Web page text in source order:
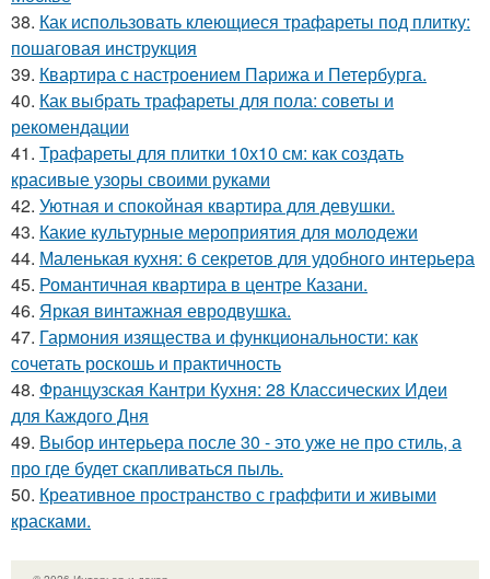
38. Как использовать клеющиеся трафареты под плитку:
пошаговая инструкция
39. Квартира с настроением Парижа и Петербурга.
40. Как выбрать трафареты для пола: советы и
рекомендации
41. Трафареты для плитки 10х10 см: как создать
красивые узоры своими руками
42. Уютная и спокойная квартира для девушки.
43. Какие культурные мероприятия для молодежи
44. Маленькая кухня: 6 секретов для удобного интерьера
45. Романтичная квартира в центре Казани.
46. Яркая винтажная евродвушка.
47. Гармония изящества и функциональности: как
сочетать роскошь и практичность
48. Французская Кантри Кухня: 28 Классических Идеи
для Каждого Дня
49. Выбор интерьера после 30 - это уже не про стиль, а
про где будет скапливаться пыль.
50. Креативное пространство с граффити и живыми
красками.